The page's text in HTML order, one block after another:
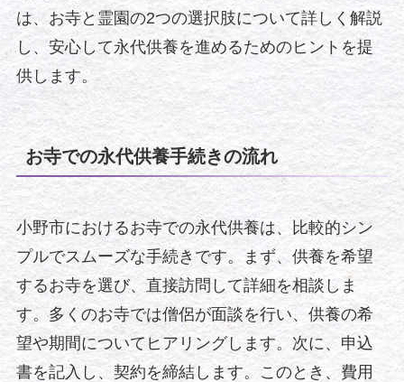
は、お寺と霊園の2つの選択肢について詳しく解説
し、安心して永代供養を進めるためのヒントを提
供します。
お寺での永代供養手続きの流れ
小野市におけるお寺での永代供養は、比較的シン
プルでスムーズな手続きです。まず、供養を希望
するお寺を選び、直接訪問して詳細を相談しま
す。多くのお寺では僧侶が面談を行い、供養の希
望や期間についてヒアリングします。次に、申込
書を記入し、契約を締結します。このとき、費用